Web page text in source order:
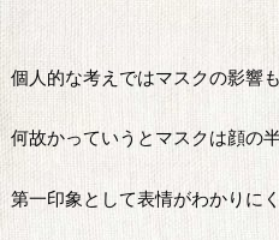
個人的な考えではマスクの影響
何故かっていうとマスクは顔の
第一印象として表情がわかりに